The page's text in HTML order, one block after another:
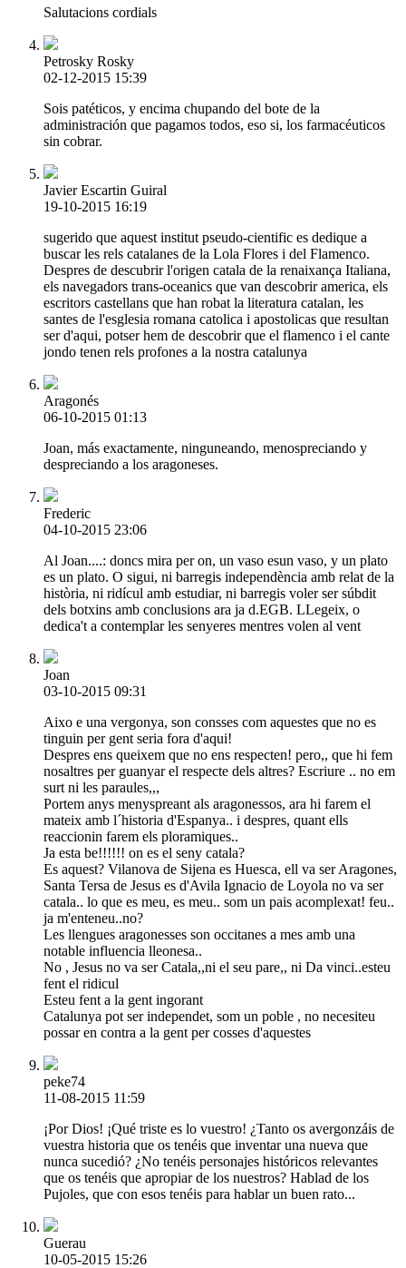
Salutacions cordials
Petrosky Rosky
02-12-2015 15:39
Sois patéticos, y encima chupando del bote de la
administración que pagamos todos, eso si, los farmacéuticos
sin cobrar.
Javier Escartin Guiral
19-10-2015 16:19
sugerido que aquest institut pseudo-cientific es dedique a
buscar les rels catalanes de la Lola Flores i del Flamenco.
Despres de descubrir l'origen catala de la renaixança Italiana,
els navegadors trans-oceanics que van descobrir america, els
escritors castellans que han robat la literatura catalan, les
santes de l'esglesia romana catolica i apostolicas que resultan
ser d'aqui, potser hem de descobrir que el flamenco i el cante
jondo tenen rels profones a la nostra catalunya
Aragonés
06-10-2015 01:13
Joan, más exactamente, ninguneando, menospreciando y
despreciando a los aragoneses.
Frederic
04-10-2015 23:06
Al Joan....: doncs mira per on, un vaso esun vaso, y un plato
es un plato. O sigui, ni barregis independència amb relat de la
història, ni ridícul amb estudiar, ni barregis voler ser súbdit
dels botxins amb conclusions ara ja d.EGB. LLegeix, o
dedica't a contemplar les senyeres mentres volen al vent
Joan
03-10-2015 09:31
Aixo e una vergonya, son consses com aquestes que no es
tinguin per gent seria fora d'aqui!
Despres ens queixem que no ens respecten! pero,, que hi fem
nosaltres per guanyar el respecte dels altres? Escriure .. no em
surt ni les paraules,,,
Portem anys menyspreant als aragonessos, ara hi farem el
mateix amb l´historia d'Espanya.. i despres, quant ells
reaccionin farem els ploramiques..
Ja esta be!!!!!! on es el seny catala?
Es aquest? Vilanova de Sijena es Huesca, ell va ser Aragones,
Santa Tersa de Jesus es d'Avila Ignacio de Loyola no va ser
catala.. lo que es meu, es meu.. som un pais acomplexat! feu..
ja m'enteneu..no?
Les llengues aragonesses son occitanes a mes amb una
notable influencia lleonesa..
No , Jesus no va ser Catala,,ni el seu pare,, ni Da vinci..esteu
fent el ridicul
Esteu fent a la gent ingorant
Catalunya pot ser independet, som un poble , no necesiteu
possar en contra a la gent per cosses d'aquestes
peke74
11-08-2015 11:59
¡Por Dios! ¡Qué triste es lo vuestro! ¿Tanto os avergonzáis de
vuestra historia que os tenéis que inventar una nueva que
nunca sucedió? ¿No tenéis personajes históricos relevantes
que os tenéis que apropiar de los nuestros? Hablad de los
Pujoles, que con esos tenéis para hablar un buen rato...
Guerau
10-05-2015 15:26